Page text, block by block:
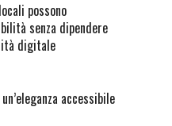
possono
senza dipendere
digitale
accessibile